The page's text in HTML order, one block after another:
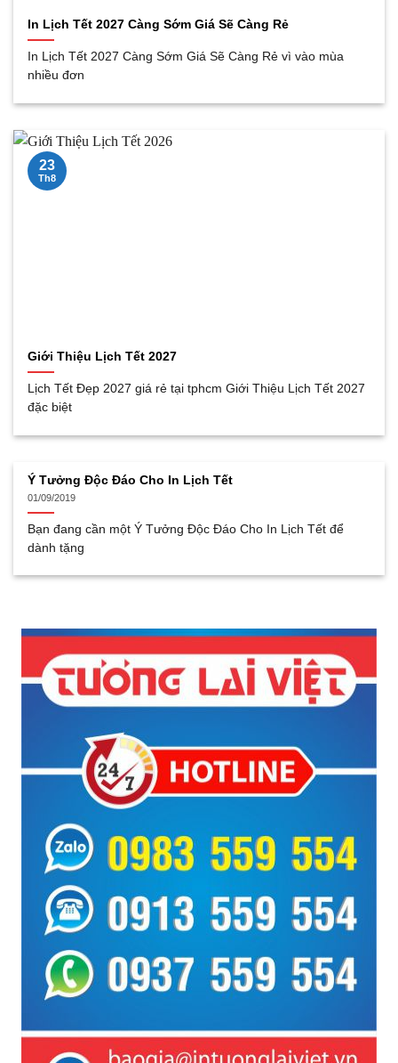
In Lịch Tết 2027 Càng Sớm Giá Sẽ Càng Rẻ
In Lịch Tết 2027 Càng Sớm Giá Sẽ Càng Rẻ vì vào mùa
nhiều đơn
Giới Thiệu Lịch Tết 2027
Lịch Tết Đẹp 2027 giá rẻ tại tphcm Giới Thiệu Lịch Tết 2027
đặc biệt
23
Th8
Ý Tưởng Độc Đáo Cho In Lịch Tết
01/09/2019
Bạn đang cần một Ý Tưởng Độc Đáo Cho In Lịch Tết để
dành tặng